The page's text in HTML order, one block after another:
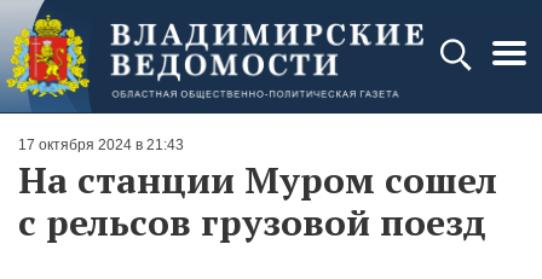
17 октября 2024 в 21:43
На станции Муром сошел
с рельсов грузовой поезд